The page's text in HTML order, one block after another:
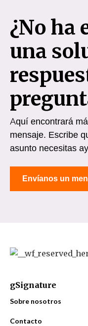
¿No ha
una
Aquí encontrará
mensaje. Escribe
asunto necesitas
Envíanos un
gSignature
Sobre nosotros
Contacto